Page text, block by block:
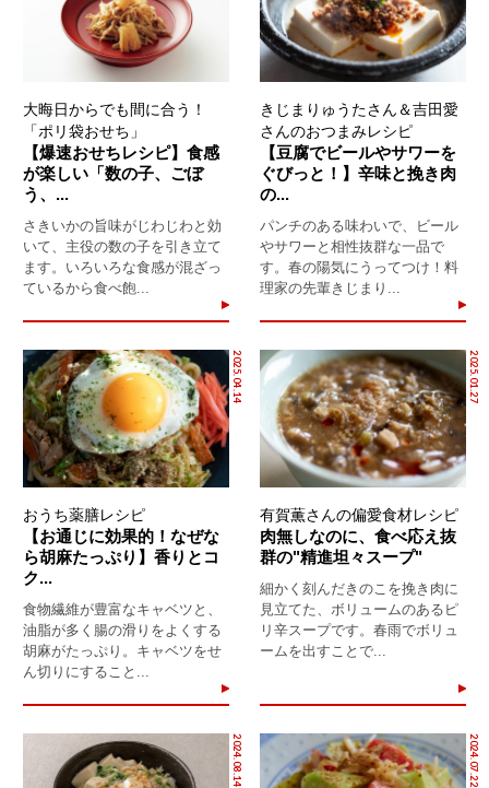
大晦日からでも間に合う！
「ポリ袋おせち」
【爆速おせちレシピ】食感
が楽しい「数の子、ごぼ
う、...
さきいかの旨味がじわじわと効
いて、主役の数の子を引き立て
ます。いろいろな食感が混ざっ
ているから食べ飽...
きじまりゅうたさん＆吉田愛
さんのおつまみレシピ
【豆腐でビールやサワーを
ぐびっと！】辛味と挽き肉
の...
パンチのある味わいで、ビール
やサワーと相性抜群な一品で
す。春の陽気にうってつけ！料
理家の先輩きじまり...
2025.04.14
おうち薬膳レシピ
【お通じに効果的！なぜな
ら胡麻たっぷり】香りとコ
ク...
食物繊維が豊富なキャベツと、
油脂が多く腸の滑りをよくする
胡麻がたっぷり。キャベツをせ
ん切りにすること...
2025.01.27
有賀薫さんの偏愛食材レシピ
肉無しなのに、食べ応え抜
群の"精進坦々スープ"
細かく刻んだきのこを挽き肉に
見立てた、ボリュームのあるピ
リ辛スープです。春雨でボリュ
ームを出すことで...
2024.08.14 2024.07.22